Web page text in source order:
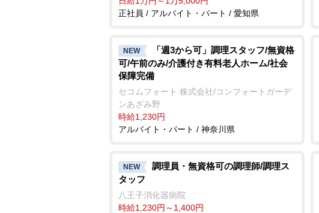
正社員 / アルバイト・パート / 愛知県
NEW
「週3から可」調理スタッフ/無資格
可/午前のみ/介護付き有料老人ホーム/社会
保障完備
セコムフォート 株式会社/コンフォートガーデ
ンあざみ野
時給1,230円
アルバイト・パート / 神奈川県
NEW
調理員・無資格可の調理師/調理ス
タッフ
八王子消化器病院
時給1,230円～1,400円